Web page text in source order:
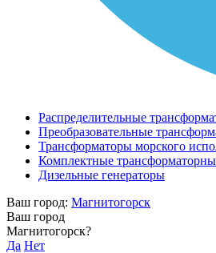
Распределительные
Преобразовательные
Трансформаторы морского
Комплектные
Дизельные генераторы
Ваш город: Магнитогорск
Ваш город
Магнитогорск?
Да Нет